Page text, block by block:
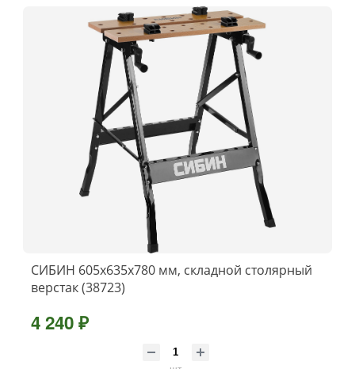
СИБИН 605х635х780 мм, складной столярный
верстак (38723)
4 240 ₽